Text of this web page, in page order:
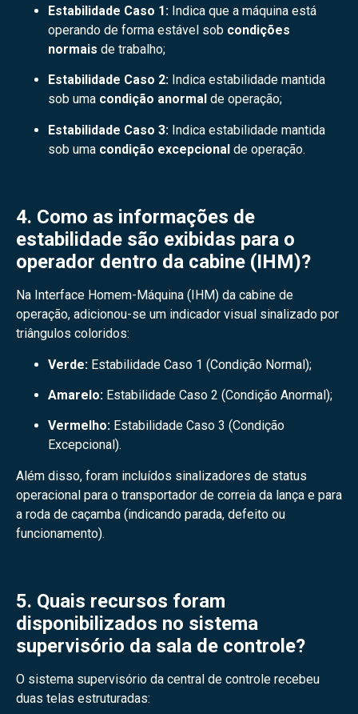
Estabilidade Caso 1: Indica que a máquina está
operando de forma estável sob condições
normais de trabalho;
Estabilidade Caso 2: Indica estabilidade mantida
sob uma condição anormal de operação;
Estabilidade Caso 3: Indica estabilidade mantida
sob uma condição excepcional de operação.
4. Como as informações de
estabilidade são exibidas para o
operador dentro da cabine (IHM)?
Na Interface Homem-Máquina (IHM) da cabine de
operação, adicionou-se um indicador visual sinalizado por
triângulos coloridos:
Verde: Estabilidade Caso 1 (Condição Normal);
Amarelo: Estabilidade Caso 2 (Condição Anormal);
Vermelho: Estabilidade Caso 3 (Condição
Excepcional).
Além disso, foram incluídos sinalizadores de status
operacional para o transportador de correia da lança e para
a roda de caçamba (indicando parada, defeito ou
funcionamento).
5. Quais recursos foram
disponibilizados no sistema
supervisório da sala de controle?
O sistema supervisório da central de controle recebeu
duas telas estruturadas: